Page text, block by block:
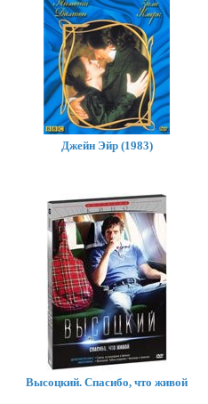
Джейн Эйр (1983)
Высоцкий. Спасибо, что живой